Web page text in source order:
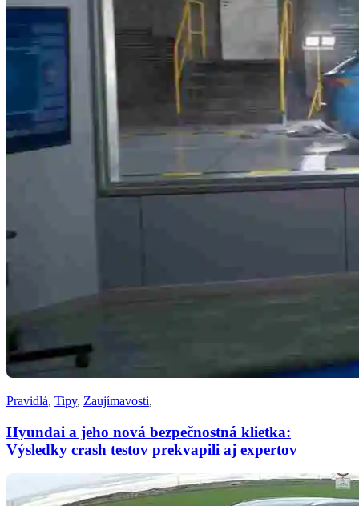
Pravidlá, Tipy, Zaujímavosti,
Hyundai a jeho nová bezpečnostná klietka:
Výsledky crash testov prekvapili aj expertov